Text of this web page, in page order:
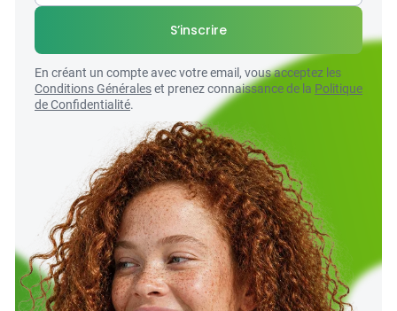
S’inscrire
En créant un compte avec votre email, vous acceptez les
Conditions Généraleset prenez connaissance de la Politique
de Confidentialité.